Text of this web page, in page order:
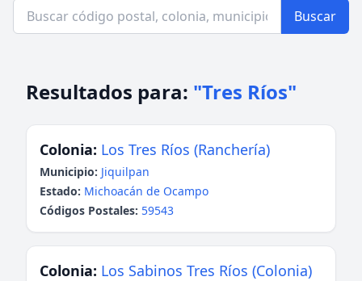
Buscar
Resultados para: "Tres Ríos"
Colonia: Los Tres Ríos (Ranchería)
Municipio: Jiquilpan
Estado: Michoacán de Ocampo
Códigos Postales: 59543
Colonia: Los Sabinos Tres Ríos (Colonia)